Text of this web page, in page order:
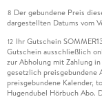
8 Der gebundene Preis
dargestellten Datums vom
12 Ihr Gutschein
Gutschein ausschließlich
zur Abholung mit Zahlung
gesetzlich preisgebundene
preisgebundene Kalender,
Hugendubel Hörbuch Abo.